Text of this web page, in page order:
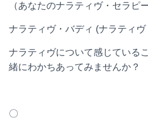
（あなたのナラティヴ・セラピ
ナラティヴ・バディ (ナラティ
ナラティヴについて感じている
緒にわかちあってみませんか？
〇